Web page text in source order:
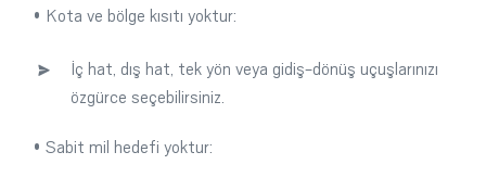
• Kota ve bölge kısıtı yoktur:
İç hat, dış hat, tek yön veya gidiş-dönüş uçuşlarınızı
özgürce seçebilirsiniz.
• Sabit mil hedefi yoktur: